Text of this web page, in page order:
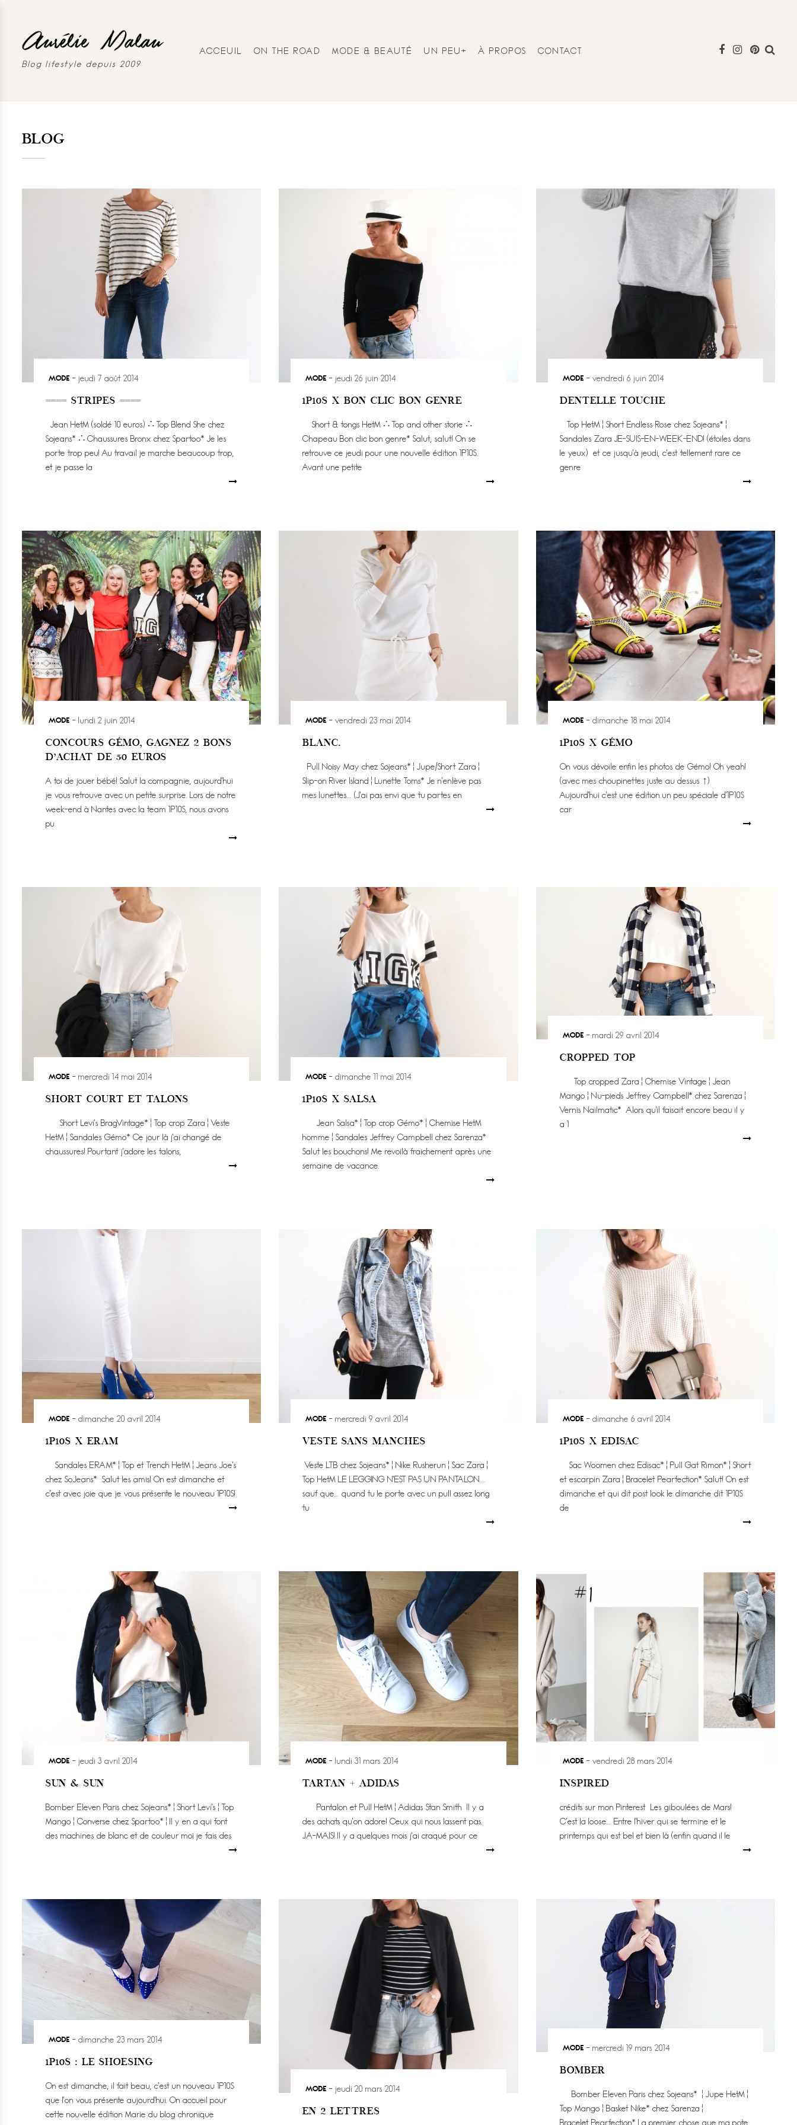
Blog lifestyle depuis 2009
ACCEUIL ON THE ROAD MODE & BEAUTÉ UN PEU+ À PROPOS CONTACT
BLOG
MODE jeudi 7 août 2014
==== STRIPES ====
Jean HetM (soldé 10 euros) ∴ Top Blend She chez
Sojeans* ∴ Chaussures Bronx chez Spartoo* Je les
porte trop peu! Au travail je marche beaucoup trop,
et je passe la
MODE jeudi 26 juin 2014
1P10S X BON CLIC BON GENRE
Short & tongs HetM ∴ Top and other storie ∴
Chapeau Bon clic bon genre* Salut, salut! On se
retrouve ce jeudi pour une nouvelle édition 1P10S.
Avant une petite
MODE vendredi 6 juin 2014
DENTELLE TOUCHE
Top HetM ¦ Short Endless Rose chez Sojeans* ¦
Sandales Zara JE-SUIS-EN-WEEK-END! (étoiles dans
le yeux) et ce jusqu’à jeudi, c’est tellement rare ce
genre
MODE lundi 2 juin 2014
CONCOURS GÉMO, GAGNEZ 2 BONS
D’ACHAT DE 50 EUROS
A toi de jouer bébé! Salut la compagnie, aujourd’hui
je vous retrouve avec un petite surprise. Lors de notre
week-end à Nantes avec la team 1P10S, nous avons
pu
MODE vendredi 23 mai 2014
BLANC.
Pull Noisy May chez Sojeans* ¦ Jupe/Short Zara ¦
Slip-on River Island ¦ Lunette Toms* Je n’enlève pas
mes lunettes… (J’ai pas envi que tu partes en
MODE dimanche 18 mai 2014
1P10S X GÉMO
On vous dévoile enfin les photos de Gémo! Oh yeah!
(avec mes choupinettes juste au dessus ↑)
Aujourd’hui c’est une édition un peu spéciale d’1P10S
car
MODE mercredi 14 mai 2014
SHORT COURT ET TALONS
Short Levi’s BragVintage* ¦ Top crop Zara ¦ Veste
HetM ¦ Sandales Gémo* Ce jour là j’ai changé de
chaussures! Pourtant j’adore les talons,
MODE dimanche 11 mai 2014
1P10S X SALSA
Jean Salsa* ¦ Top crop Gémo* ¦ Chemise HetM
homme ¦ Sandales Jeffrey Campbell chez Sarenza*
Salut les bouchons! Me revoilà fraichement après une
semaine de vacance.
MODE mardi 29 avril 2014
CROPPED TOP
Top cropped Zara ¦ Chemise Vintage ¦ Jean
Mango ¦ Nu-pieds Jeffrey Campbell* chez Sarenza ¦
Vernis Nailmatic* Alors qu’il faisait encore beau il y
a 1
MODE dimanche 20 avril 2014
1P10S X ERAM
Sandales ERAM* ¦ Top et Trench HetM ¦ Jeans Joe’s
chez SoJeans* Salut les amis! On est dimanche et
c’est avec joie que je vous présente le nouveau 1P10S!
MODE mercredi 9 avril 2014
VESTE SANS MANCHES
Veste LTB chez Sojeans* ¦ Nike Rusherun ¦ Sac Zara ¦
Top HetM LE LEGGING N’EST PAS UN PANTALON….
sauf que… quand tu le porte avec un pull assez long
tu
MODE dimanche 6 avril 2014
1P10S X EDISAC
Sac Woomen chez Edisac* ¦ Pull Gat Rimon* ¦ Short
et escarpin Zara ¦ Bracelet Pearfection* Salut! On est
dimanche et qui dit post look le dimanche dit 1P10S
de
MODE jeudi 3 avril 2014
SUN & SUN
Bomber Eleven Paris chez Sojeans* ¦ Short Levi’s ¦ Top
Mango ¦ Converse chez Spartoo* ¦ Il y en a qui font
des machines de blanc et de couleur moi je fais des
MODE lundi 31 mars 2014
TARTAN + ADIDAS
Pantalon et Pull HetM ¦ Adidas Stan Smith Il y a
des achats qu’on adore! Ceux qui nous lassent pas.
JA-MAIS! Il y a quelques mois j’ai craqué pour ce
MODE vendredi 28 mars 2014
INSPIRED
crédits sur mon Pinterest Les giboulées de Mars!
C’est la loose… Entre l’hiver qui se termine et le
printemps qui est bel et bien là (enfin quand il le
MODE dimanche 23 mars 2014
1P10S : LE SHOESING
On est dimanche, il fait beau, c’est un nouveau 1P10S
que l’on vous présente aujourd’hui. On accueil pour
cette nouvelle édition Marie du blog chronique
MODE jeudi 20 mars 2014
EN 2 LETTRES
MODE mercredi 19 mars 2014
BOMBER
Bomber Eleven Paris chez Sojeans* ¦ Jupe HetM ¦
Top Mango ¦ Basket Nike* chez Sarenza ¦
Bracelet Pearfection* La premier chose que ma pote